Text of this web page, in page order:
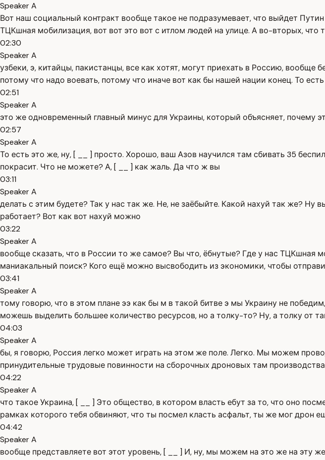
Speaker A
Вот наш социальный контракт вообще такое не подразумевает, что выйдет
ТЦКшная мобилизация, вот вот это вот с итлом людей на улице. А во-вторых, что
02:30
Speaker A
узбеки, э, китайцы, пакистанцы, все как хотят, могут приехать в Россию,
потому что надо воевать, потому что иначе вот как бы нашей нации конец. То
02:51
Speaker A
это же одновременный главный минус для Украины, который объясняет, почему
02:57
Speaker A
То есть это же, ну, [ __ ] просто. Хорошо, ваш Азов научился там сбивать 35
покрасит. Что не можете? А, [ __ ] как жаль. Да что ж вы
03:11
Speaker A
делать с этим будете? Так у нас так же. Не, не заёбыйте. Какой нахуй так же?
работает? Вот как вот нахуй можно
03:22
Speaker A
вообще сказать, что в России то же самое? Вы что, ёбнутые? Где у нас ТЦКшная
маниакальный поиск? Кого ещё можно высвободить из экономики, чтобы
03:41
Speaker A
тому говорю, что в этом плане ээ как бы м в такой битве э мы Украину не
можешь выделить большее количество ресурсов, но а толку-то? Ну, а толку от
04:03
Speaker A
бы, я говорю, Россия легко может играть на этом же поле. Легко. Мы можем
принудительные трудовые повинности на сборочных дроновых там
04:22
Speaker A
что такое Украина, [ __ ] Это общество, в котором власть ебут за то, что оно
рамках которого тебя обвиняют, что ты посмел класть асфальт, ты же мог дрон
04:42
Speaker A
вообще представляете вот этот уровень, [ __ ] И, ну, мы можем на это же на эту